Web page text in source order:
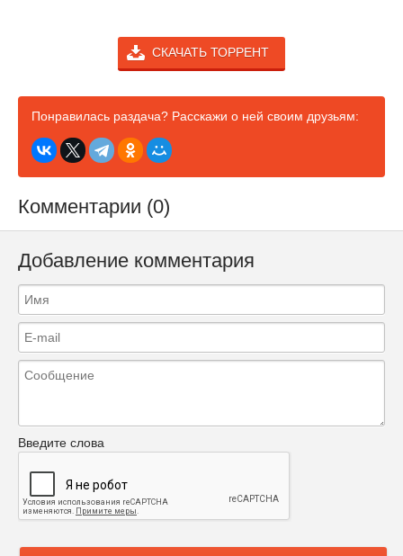
СКАЧАТЬ ТОРРЕНТ
Понравилась раздача? Расскажи о ней своим друзьям:
Комментарии (0)
Добавление комментария
Введите слова